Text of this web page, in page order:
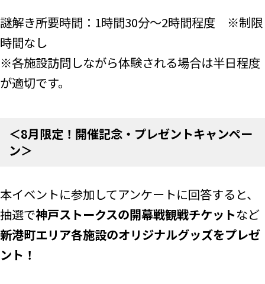
謎解き所要時間：1時間30分～2時間程度 ※制限
時間なし
※各施設訪問しながら体験される場合は半日程度
が適切です。
＜8月限定！開催記念・プレゼントキャンペー
ン＞
本イベントに参加してアンケートに回答すると、
抽選で神戸ストークスの開幕戦観戦チケットなど
新港町エリア各施設のオリジナルグッズをプレゼ
ント！